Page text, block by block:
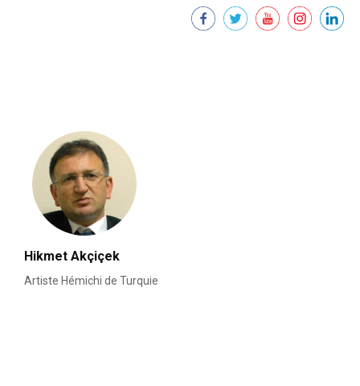
Hikmet Akçiçek
Artiste Hémichi de Turquie